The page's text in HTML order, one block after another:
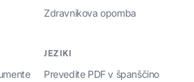
Zdravnikova opomba
JEZIKI
Prevedite PDF v španščino